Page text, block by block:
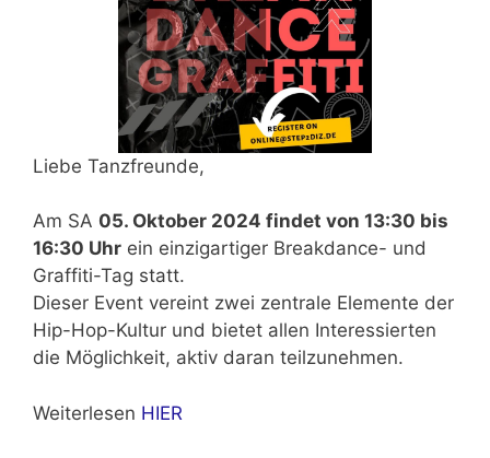
Liebe Tanzfreunde,
Am SA 05. Oktober 2024 findet von 13:30 bis
16:30 Uhr ein einzigartiger Breakdance- und
Graffiti-Tag statt.
Dieser Event vereint zwei zentrale Elemente der
Hip-Hop-Kultur und bietet allen Interessierten
die Möglichkeit, aktiv daran teilzunehmen.
Weiterlesen HIER